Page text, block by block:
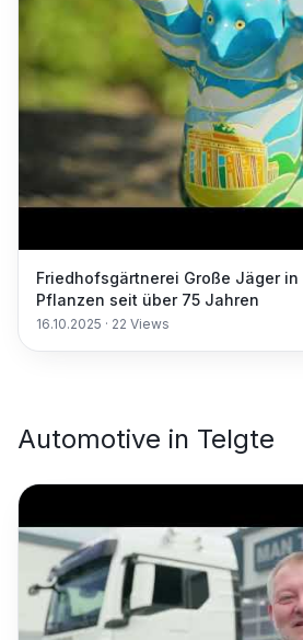
Friedhofsgärtnerei Große Jäger in
Pflanzen seit über 75 Jahren
16.10.2025 · 22 Views
Automotive in Telgte